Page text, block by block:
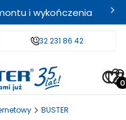
i wykończenia
Fachowe doradztwo
32 231 86 42
BUSTER